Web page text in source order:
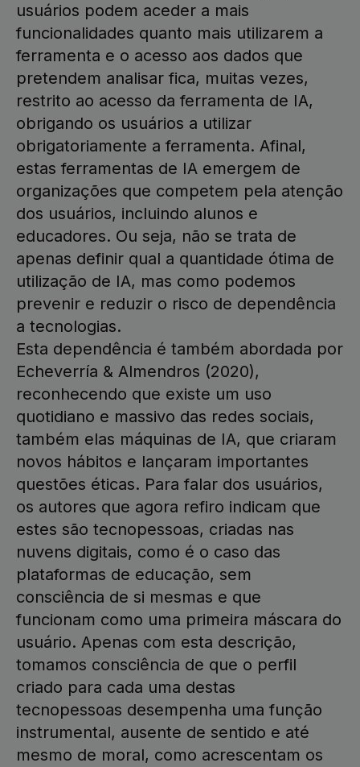
usuários podem aceder a mais
funcionalidades quanto mais utilizarem a
ferramenta e o acesso aos dados que
pretendem analisar fica, muitas vezes,
restrito ao acesso da ferramenta de IA,
obrigando os usuários a utilizar
obrigatoriamente a ferramenta. Afinal,
estas ferramentas de IA emergem de
organizações que competem pela atenção
dos usuários, incluindo alunos e
educadores. Ou seja, não se trata de
apenas definir qual a quantidade ótima de
utilização de IA, mas como podemos
prevenir e reduzir o risco de dependência
a tecnologias.
Esta dependência é também abordada por
Echeverría & Almendros (2020),
reconhecendo que existe um uso
quotidiano e massivo das redes sociais,
também elas máquinas de IA, que criaram
novos hábitos e lançaram importantes
questões éticas. Para falar dos usuários,
os autores que agora refiro indicam que
estes são tecnopessoas, criadas nas
nuvens digitais, como é o caso das
plataformas de educação, sem
consciência de si mesmas e que
funcionam como uma primeira máscara do
usuário. Apenas com esta descrição,
tomamos consciência de que o perfil
criado para cada uma destas
tecnopessoas desempenha uma função
instrumental, ausente de sentido e até
mesmo de moral, como acrescentam os